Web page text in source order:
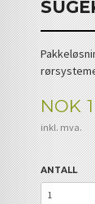
Pris
NOK
inkl. mva.
ANTALL